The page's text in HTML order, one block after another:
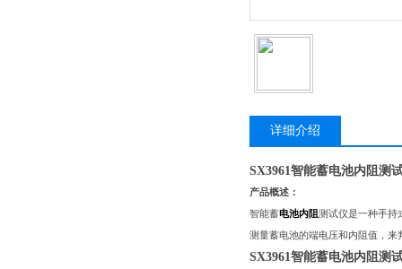
详细介绍
SX3961智能蓄电池内阻测
产品概述：
智能蓄电池内阻测试仪是一种手持
测量蓄电池的端电压和内阻值，
SX3961智能蓄电池内阻测